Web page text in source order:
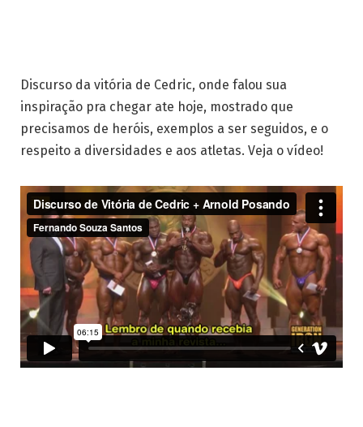
Discurso da vitória de Cedric, onde falou sua
inspiração pra chegar ate hoje, mostrado que
precisamos de heróis, exemplos a ser seguidos, e o
respeito a diversidades e aos atletas. Veja o vídeo!